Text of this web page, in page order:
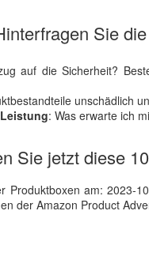
Sie
auf die Sicherheit?
unschädlich
: Was erwarte ich
Sie jetzt diese
Produktboxen am: 2023-
der Amazon Product